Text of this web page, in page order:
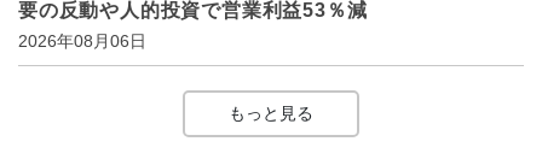
要の反動や人的投資で営業利益53％減
2026年08月06日
もっと見る